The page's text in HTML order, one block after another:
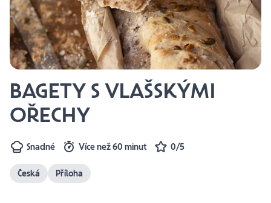
BAGETY S VLAŠSKÝMI
OŘECHY
Snadné Více než 60 minut 0/5
Česká Příloha